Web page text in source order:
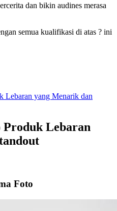
dan bikin audines merasa
semua kualifikasi di atas ? ini
Lebaran yang Menarik dan
Lebaran
Foto